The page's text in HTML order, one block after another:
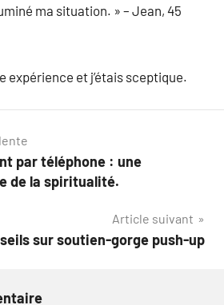
ma situation. » – Jean, 45
expérience et j’étais sceptique.
par téléphone : une
de la spiritualité.
Article suivant
sur soutien-gorge push-up